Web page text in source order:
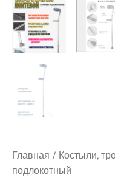
Главная / Костыли,
подлокотный